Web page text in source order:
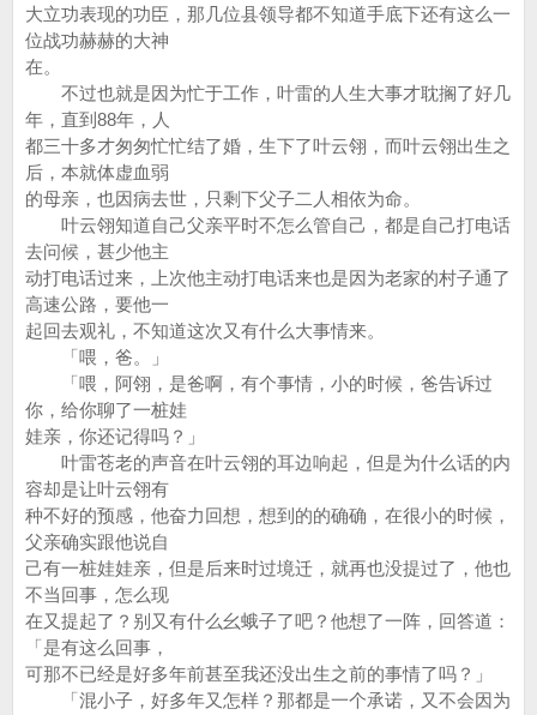
大立功表现的功臣，那几位县领导都不知道手底下还有这么一
位战功赫赫的大神
在。
不过也就是因为忙于工作，叶雷的人生大事才耽搁了好几
年，直到88年，人
都三十多才匆匆忙忙结了婚，生下了叶云翎，而叶云翎出生之
后，本就体虚血弱
的母亲，也因病去世，只剩下父子二人相依为命。
叶云翎知道自己父亲平时不怎么管自己，都是自己打电话
去问候，甚少他主
动打电话过来，上次他主动打电话来也是因为老家的村子通了
高速公路，要他一
起回去观礼，不知道这次又有什么大事情来。
「喂，爸。」
「喂，阿翎，是爸啊，有个事情，小的时候，爸告诉过
你，给你聊了一桩娃
娃亲，你还记得吗？」
叶雷苍老的声音在叶云翎的耳边响起，但是为什么话的内
容却是让叶云翎有
种不好的预感，他奋力回想，想到的的确确，在很小的时候，
父亲确实跟他说自
己有一桩娃娃亲，但是后来时过境迁，就再也没提过了，他也
不当回事，怎么现
在又提起了？别又有什么幺蛾子了吧？他想了一阵，回答道：
「是有这么回事，
可那不已经是好多年前甚至我还没出生之前的事情了吗？」
「混小子，好多年又怎样？那都是一个承诺，又不会因为